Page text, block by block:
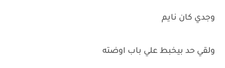
وجدي كان نايم
ولقي حد بيخبط علي باب اوضته